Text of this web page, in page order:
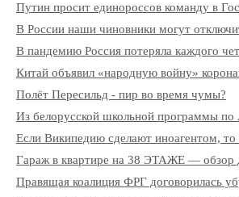
Путин просит единороссов команду в
В России наши чиновники могут
В пандемию Россия потеряла каждого
Китай объявил «народную войну»
Полёт Пересильд - пир во время чумы?
Из белорусской школьной программы по
Если Википедию сделают иноагентом, то
Гараж в квартире на 38 ЭТАЖЕ — обзор
Правящая коалиция ФРГ договорилась